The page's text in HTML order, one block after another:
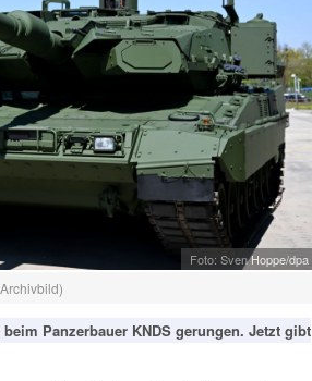
Foto: Sven Hoppe/dpa
Panzerbauer KNDS gerungen. Jetzt gibt